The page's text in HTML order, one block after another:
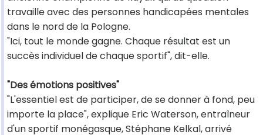
travaille avec des personnes handicapées mentales
dans le nord de la Pologne.
"Ici, tout le monde gagne. Chaque résultat est un
succès individuel de chaque sportif", dit-elle.
"Des émotions positives"
"L'essentiel est de participer, de se donner à fond, peu
importe la place", explique Eric Waterson, entraîneur
d'un sportif monégasque, Stéphane Kelkal, arrivé